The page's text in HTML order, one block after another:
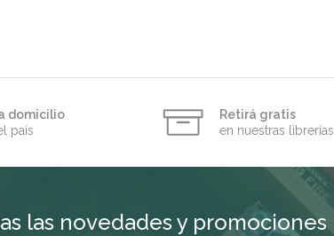
domicilio
país
Retirá gratis
en nuestras librerías
las novedades y promociones